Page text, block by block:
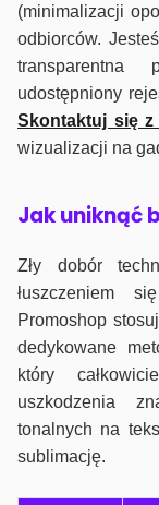
(minimalizacji
odbiorców.
transparentna
udostępniony
Skontaktuj się z
wizualizacji na
Jak uniknąć
Zły dobór
łuszczeniem
Promoshop
dedykowane
który
uszkodzenia
tonalnych na
sublimację.